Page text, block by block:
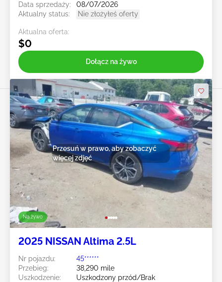
Data sprzedaży:
08/07/2026
Aktualny status:
Nie złożyłeś oferty
Aktualna oferta:
$0
Dołącz na żywo
Na żywo
Przesuń w prawo, aby zobaczyć
więcej zdjęć
2025 NISSAN Altima 2.5L
Nr pojazdu:
45******
Przebieg:
38,290 mile
Uszkodzenie:
Uszkodzony przód/Brak